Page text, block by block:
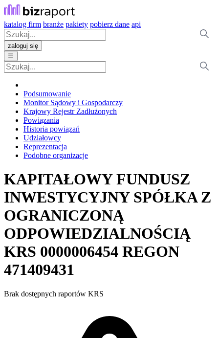
katalog firm branże pakiety pobierz dane api
zaloguj się
☰
Podsumowanie
Monitor Sądowy i Gospodarczy
Krajowy Rejestr Zadłużonych
Powiązania
Historia powiązań
Udziałowcy
Reprezentacja
Podobne organizacje
KAPITAŁOWY FUNDUSZ
INWESTYCYJNY SPÓŁKA Z
OGRANICZONĄ
ODPOWIEDZIALNOŚCIĄ
KRS 0000006454 REGON
471409431
Brak dostępnych raportów KRS